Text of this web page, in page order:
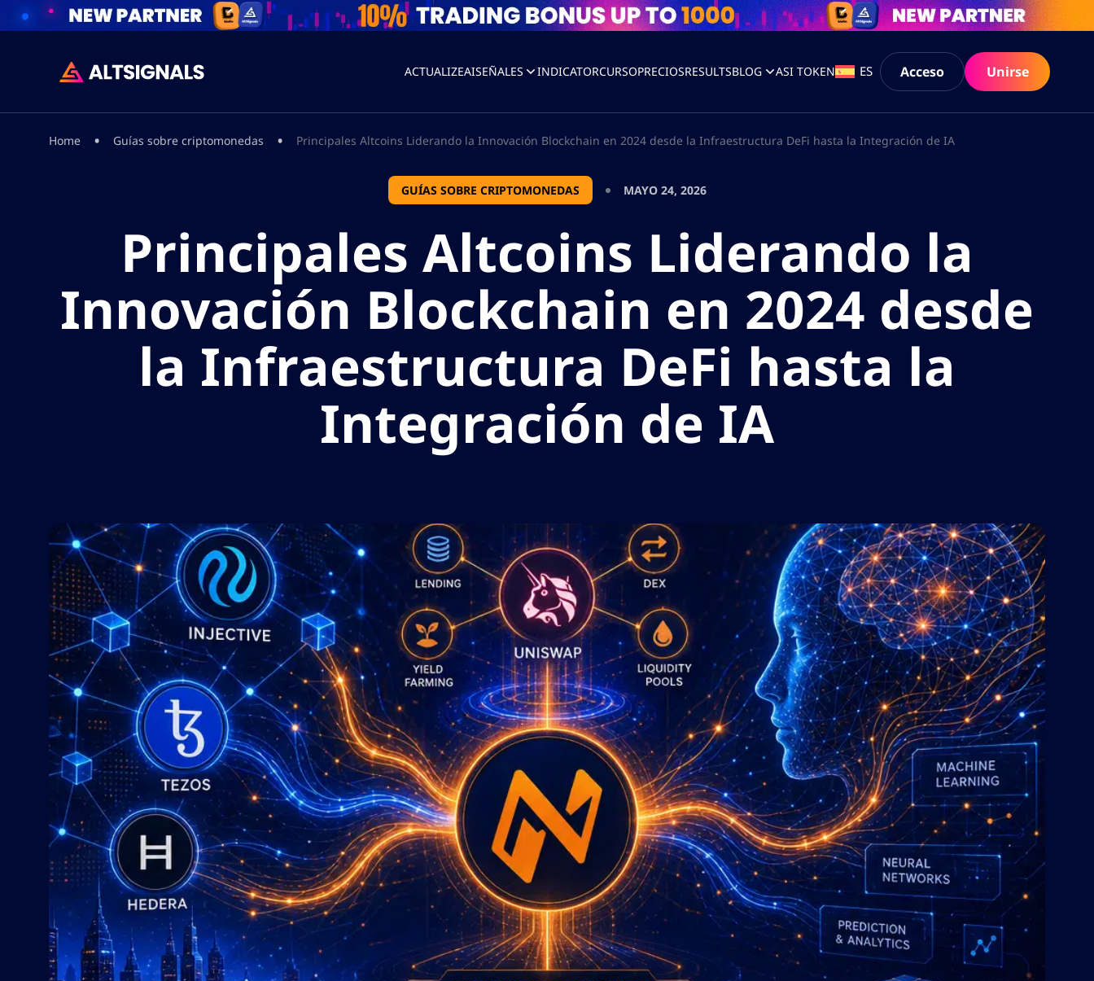
ACTUALIZEAISEÑALES INDICATORCURSOPRECIOSRESULTSBLOG ASI TOKEN ES Acceso Unirse
Home • Guías sobre criptomonedas • Principales Altcoins Liderando la Innovación Blockchain en 2024 desde la Infraestructura DeFi hasta la Integración de IA
GUÍAS SOBRE CRIPTOMONEDAS MAYO 24, 2026
Principales Altcoins Liderando la
Innovación Blockchain en 2024 desde
la Infraestructura DeFi hasta la
Integración de IA